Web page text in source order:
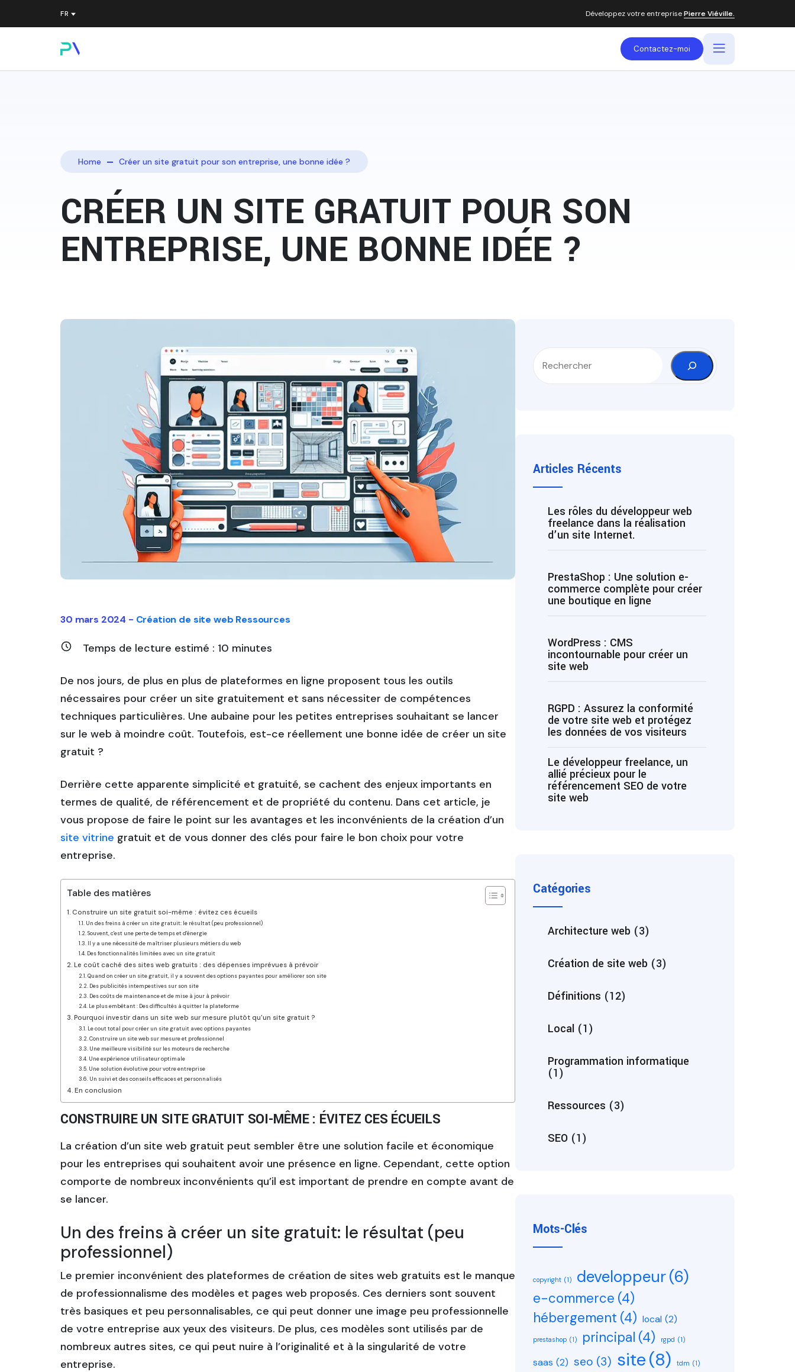
Développez votre entreprisePierre Viéville.
Contactez-moi
Home Créer un site gratuit pour son entreprise, une bonne idée ?
CRÉER UN SITE GRATUIT POUR SON
ENTREPRISE, UNE BONNE IDÉE ?
30 mars 2024 - Création de site web Ressources
Temps de lecture estimé : 10 minutes
De nos jours, de plus en plus de plateformes en ligne proposent tous les outils
nécessaires pour créer un site gratuitement et sans nécessiter de compétences
techniques particulières. Une aubaine pour les petites entreprises souhaitant se lancer
sur le web à moindre coût. Toutefois, est-ce réellement une bonne idée de créer un site
gratuit ?
Derrière cette apparente simplicité et gratuité, se cachent des enjeux importants en
termes de qualité, de référencement et de propriété du contenu. Dans cet article, je
vous propose de faire le point sur les avantages et les inconvénients de la création d’un
site vitrine gratuit et de vous donner des clés pour faire le bon choix pour votre
entreprise.
Table des matières
Construire un site gratuit soi-même : évitez ces écueils
Un des freins à créer un site gratuit: le résultat (peu professionnel)
Souvent, c'est une perte de temps et d'énergie
Il y a une nécessité de maîtriser plusieurs métiers du web
Des fonctionnalités limitées avec un site gratuit
Le coût caché des sites web gratuits : des dépenses imprévues à prévoir
Quand on créer un site gratuit, il y a souvent des options payantes pour améliorer son site
Des publicités intempestives sur son site
Des coûts de maintenance et de mise à jour à prévoir
Le plus embêtant : Des difficultés à quitter la plateforme
Pourquoi investir dans un site web sur mesure plutôt qu'un site gratuit ?
Le cout total pour créer un site gratuit avec options payantes
Construire un site web sur mesure et professionnel
Une meilleure visibilité sur les moteurs de recherche
Une expérience utilisateur optimale
Une solution évolutive pour votre entreprise
Un suivi et des conseils efficaces et personnalisés
En conclusion
CONSTRUIRE UN SITE GRATUIT SOI-MÊME : ÉVITEZ CES ÉCUEILS
La création d’un site web gratuit peut sembler être une solution facile et économique
pour les entreprises qui souhaitent avoir une présence en ligne. Cependant, cette option
comporte de nombreux inconvénients qu’il est important de prendre en compte avant de
se lancer.
Un des freins à créer un site gratuit: le résultat (peu
professionnel)
Le premier inconvénient des plateformes de création de sites web gratuits est le manque
de professionnalisme des modèles et pages web proposés. Ces derniers sont souvent
très basiques et peu personnalisables, ce qui peut donner une image peu professionnelle
de votre entreprise aux yeux des visiteurs. De plus, ces modèles sont utilisés par de
nombreux autres sites, ce qui peut nuire à l’originalité et à la singularité de votre
entreprise.
Articles Récents
Les rôles du développeur web
freelance dans la réalisation
d’un site Internet.
PrestaShop : Une solution e-
commerce complète pour créer
une boutique en ligne
WordPress : CMS
incontournable pour créer un
site web
RGPD : Assurez la conformité
de votre site web et protégez
les données de vos visiteurs
Le développeur freelance, un
allié précieux pour le
référencement SEO de votre
site web
Catégories
Architecture web (3)
Création de site web (3)
Définitions (12)
Local (1)
Programmation informatique
(1)
Ressources (3)
SEO (1)
Mots-Clés
copyright (1) developpeur(6)
e-commerce (4)
hébergement (4) local (2)
prestashop (1) principal (4) rgpd (1)
saas (2) seo (3) site(8) tdm (1)